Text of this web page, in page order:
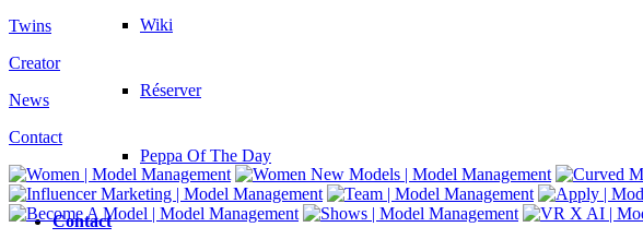
Wiki
Réserver
Peppa Of The Day
Contact
Twins
Creator
News
Contact